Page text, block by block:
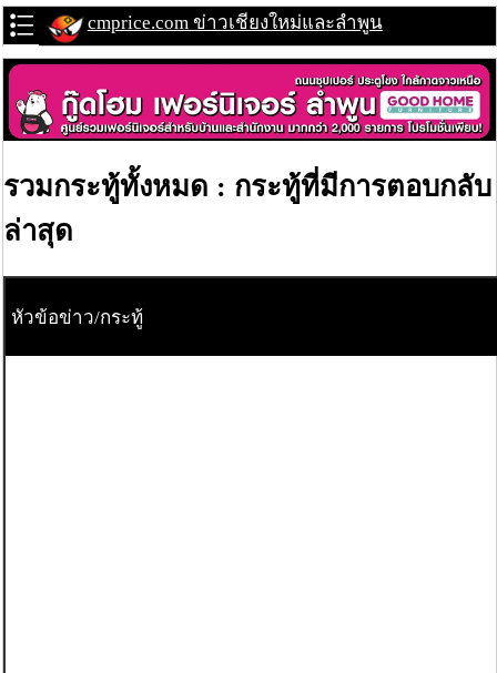
cmprice.com ข่าวเชียงใหม่และลำพูน
รวมกระทู้ทั้งหมด : กระทู้ที่มีการตอบกลับ
ล่าสุด
หัวข้อข่าว/กระทู้